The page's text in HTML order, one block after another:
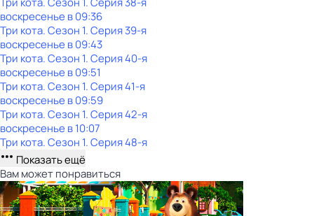
воскресенье в09:36
Три кота. Сезон 1. Серия 39-я
воскресенье в09:43
Три кота. Сезон 1. Серия 40-я
воскресенье в09:51
Три кота. Сезон 1. Серия 41-я
воскресенье в09:59
Три кота. Сезон 1. Серия 42-я
воскресенье в10:07
Три кота. Сезон 1. Серия 48-я
Показать ещё
Вам может понравиться